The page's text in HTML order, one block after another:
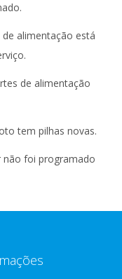
alimentação está
de alimentação
tem pilhas novas.
não foi programado